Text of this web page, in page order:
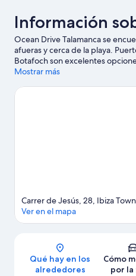
Información
Ocean Drive Talamanca se
afueras y cerca de la playa.
Botafoch son excelentes
vacaciones activas, pero si
apetece disfrutar de un evento
Mostrar más
Carrer de Jesús, 28, Ibiza
Ver en el mapa
Qué hay en los
alrededores
Cómo
por la